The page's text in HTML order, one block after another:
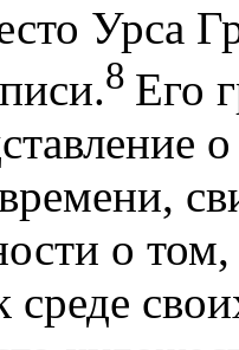
Урса
8 Его
о
среде